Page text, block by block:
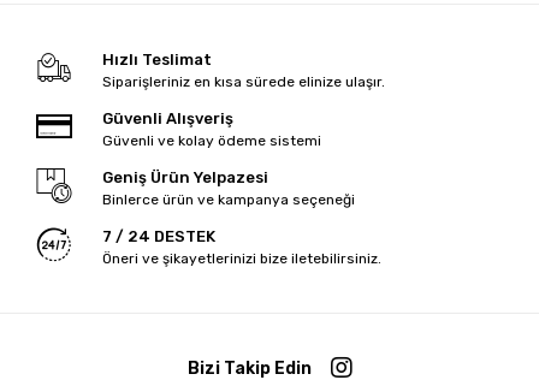
Hızlı Teslimat
Siparişleriniz en kısa sürede elinize ulaşır.
Güvenli Alışveriş
Güvenli ve kolay ödeme sistemi
Geniş Ürün Yelpazesi
Binlerce ürün ve kampanya seçeneği
7 / 24 DESTEK
Öneri ve şikayetlerinizi bize iletebilirsiniz.
Bizi Takip Edin